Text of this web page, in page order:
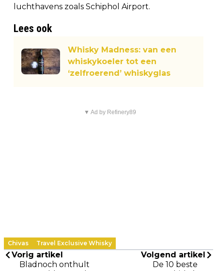
luchthavens zoals Schiphol Airport.
Lees ook
Whisky Madness: van een
whiskykoeler tot een
‘zelfroerend’ whiskyglas
▼ Ad by Refinery89
Chivas Travel Exclusive Whisky
Vorig artikel
Bladnoch onthult
Volgend artikel
De 10 beste